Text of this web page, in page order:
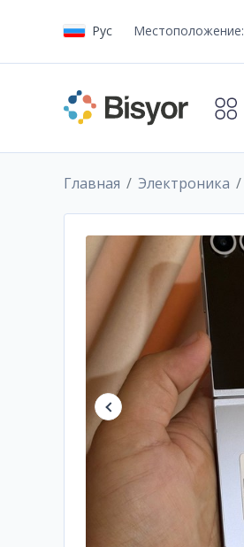
Рус Местоположение:
Главная Электроника